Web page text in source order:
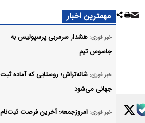
مهمترین اخبار
خبر فوری: هشدار سرمربی پرسپولیس به
جاسوس تیم
خبر فوری: شانه‌تراش؛ روستایی که آماده ثبت
جهانی می‌شود
خبر فوری: امروزجمعه؛ آخرین فرصت ثبت‌نام